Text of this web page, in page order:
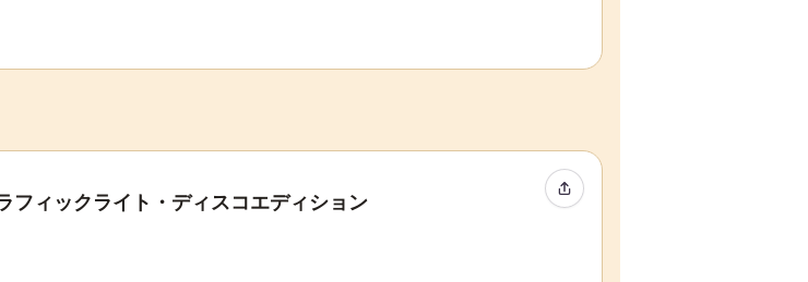
フィックライト・ディスコエディション イベントをシェア